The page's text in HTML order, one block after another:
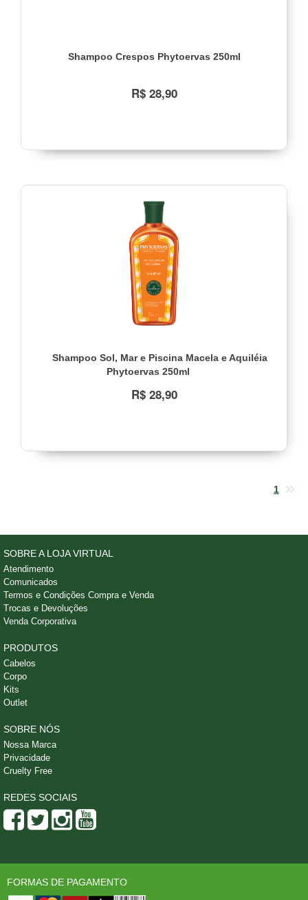
Shampoo Crespos Phytoervas 250ml
R$ 28,90
Shampoo Sol, Mar e Piscina Macela e Aquiléia
Phytoervas 250ml
R$ 28,90
1
SOBRE A LOJA VIRTUAL
Atendimento
Comunicados
Termos e Condições Compra e Venda
Trocas e Devoluções
Venda Corporativa
PRODUTOS
Cabelos
Corpo
Kits
Outlet
SOBRE NÓS
Nossa Marca
Privacidade
Cruelty Free
REDES SOCIAIS
FORMAS DE PAGAMENTO